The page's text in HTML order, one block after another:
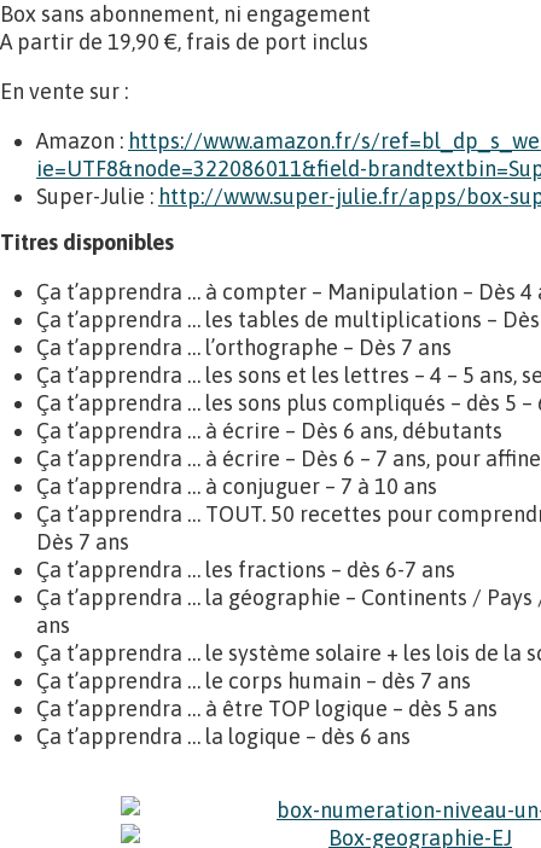
Box sans abonnement, ni engagement
A partir de 19,90 €, frais de port inclus
En vente sur :
Amazon : https://www.amazon.fr/s/
ie=UTF8&node=322086011&field-
Super-Julie : http://www.super-julie.fr/apps/box-
Titres disponibles
Ça t’apprendra … à compter – Manipulation – Dès 4
Ça t’apprendra … les tables de multiplications –
Ça t’apprendra … l’orthographe – Dès 7 ans
Ça t’apprendra … les sons et les lettres – 4 – 5 ans,
Ça t’apprendra … les sons plus compliqués – dès 5 –
Ça t’apprendra … à écrire – Dès 6 ans, débutants
Ça t’apprendra … à écrire – Dès 6 – 7 ans, pour
Ça t’apprendra … à conjuguer – 7 à 10 ans
Ça t’apprendra … TOUT. 50 recettes pour
Dès 7 ans
Ça t’apprendra … les fractions – dès 6-7 ans
Ça t’apprendra … la géographie – Continents /
ans
Ça t’apprendra … le système solaire + les lois de la
Ça t’apprendra … le corps humain – dès 7 ans
Ça t’apprendra … à être TOP logique – dès 5 ans
Ça t’apprendra … la logique – dès 6 ans